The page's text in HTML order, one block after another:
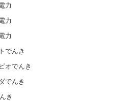
力
力
力
でんき
オでんき
でんき
き